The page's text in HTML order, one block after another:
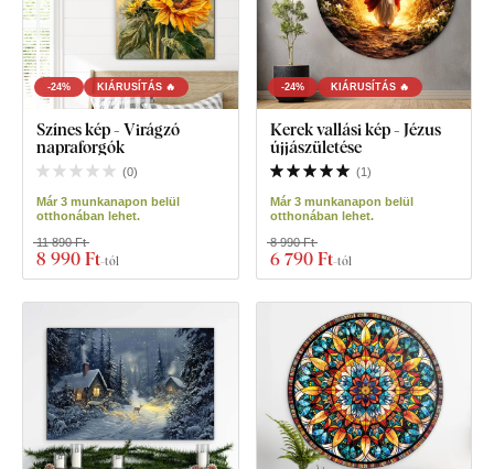
-24% KIÁRUSÍTÁS 🔥
Színes kép - Virágzó
napraforgók
(0)
Már 3 munkanapon belül
otthonában lehet.
8 990 Ft-tól
11 890 Ft
-24% KIÁRUSÍTÁS 🔥
Kerek vallási kép - Jézus
újjászületése
(1)
Már 3 munkanapon belül
otthonában lehet.
6 790 Ft-tól
8 990 Ft